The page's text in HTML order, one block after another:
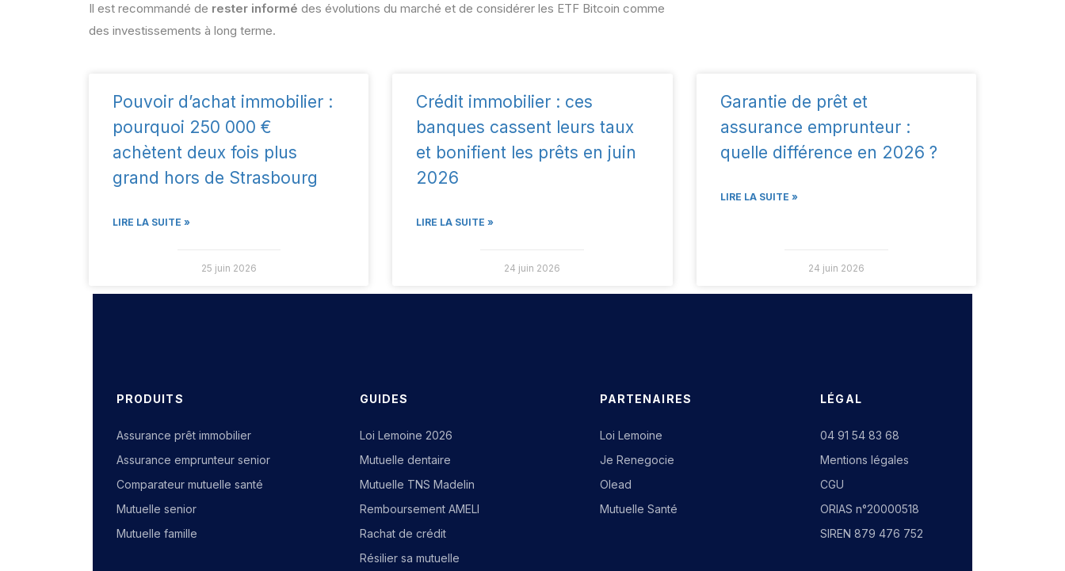
Il est recommandé de rester informé des évolutions du marché et de considérer les ETF Bitcoin comme
des investissements à long terme.
Pouvoir d’achat immobilier :
pourquoi 250 000 €
achètent deux fois plus
grand hors de Strasbourg
LIRE LA SUITE »
25 juin 2026
Crédit immobilier : ces
banques cassent leurs taux
et bonifient les prêts en juin
2026
LIRE LA SUITE »
24 juin 2026
Garantie de prêt et
assurance emprunteur :
quelle différence en 2026 ?
LIRE LA SUITE »
24 juin 2026
PRODUITS
Assurance prêt immobilier
Assurance emprunteur senior
Comparateur mutuelle santé
Mutuelle senior
Mutuelle famille
GUIDES
Loi Lemoine 2026
Mutuelle dentaire
Mutuelle TNS Madelin
Remboursement AMELI
Rachat de crédit
Résilier sa mutuelle
PARTENAIRES
Loi Lemoine
Je Renegocie
Olead
Mutuelle Santé
LÉGAL
04 91 54 83 68
Mentions légales
CGU
ORIAS n°20000518
SIREN 879 476 752